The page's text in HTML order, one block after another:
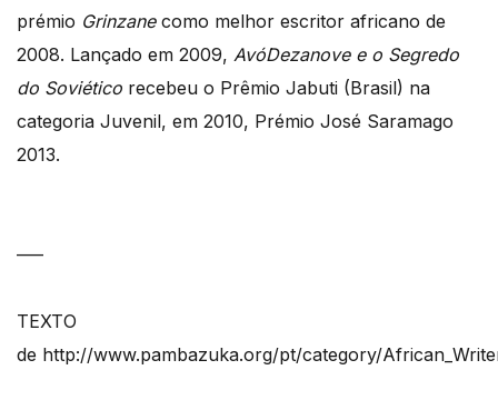
prémio Grinzanecomo melhor escritor africano de
2008. Lançado em 2009, AvóDezanove e o Segredo
do Soviético recebeu o Prêmio Jabuti (Brasil) na
categoria Juvenil, em 2010, Prémio José Saramago
2013.
—–
TEXTO
de http://www.pambazuka.org/pt/category/